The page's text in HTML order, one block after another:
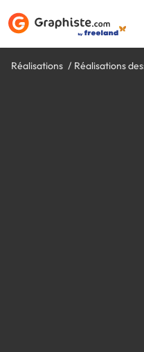
Réalisations Réalisations